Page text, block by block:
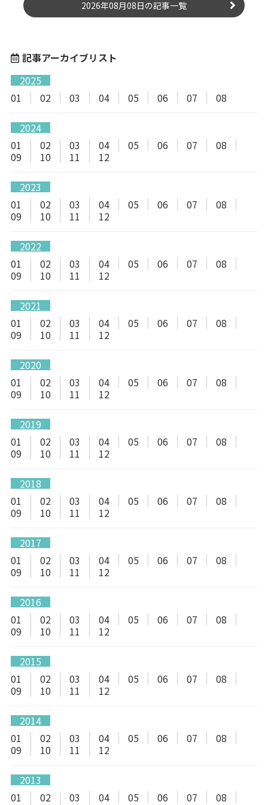
2026年08月08日の記事一覧
記事アーカイブリスト
2025
01
02 03 04 05 06 07 08
2024
01
02 03 04 05 06 07
08
09
10 11 12
2023
01
02 03 04 05 06 07
08
09
10 11 12
2022
01
02 03 04 05 06 07
08
09
10 11 12
2021
01
02 03 04 05 06 07
08
09
10 11 12
2020
01
02 03 04 05 06 07
08
09
10 11 12
2019
01
02 03 04 05 06 07
08
09
10 11 12
2018
01
02 03 04 05 06 07
08
09
10 11 12
2017
01
02 03 04 05 06 07
08
09
10 11 12
2016
01
02 03 04 05 06 07
08
09
10 11 12
2015
01
02 03 04 05 06 07
08
09
10 11 12
2014
01
02 03 04 05 06 07
08
09
10 11 12
2013
01
02 03 04 05 06 07
08